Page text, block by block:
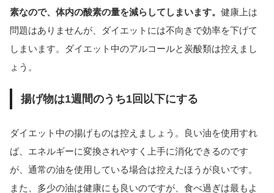
素なので、体内の酸素の量を減らしてしまいます。 健康上は
問題はありませんが、ダイエットには不向きで効率を下げて
しまいます。ダイエット中のアルコールと炭酸類は控えまし
ょう。
揚げ物は1週間のうち1回以下にする
ダイエット中の揚げものは控えましょう。良い油を使用すれ
ば、エネルギーに変換されやすく上手に消化できるのです
が、通常の油を使用している場合は控えたほうが良いです。
また、多少の油は健康にも良いのですが、食べ過ぎは最もよ